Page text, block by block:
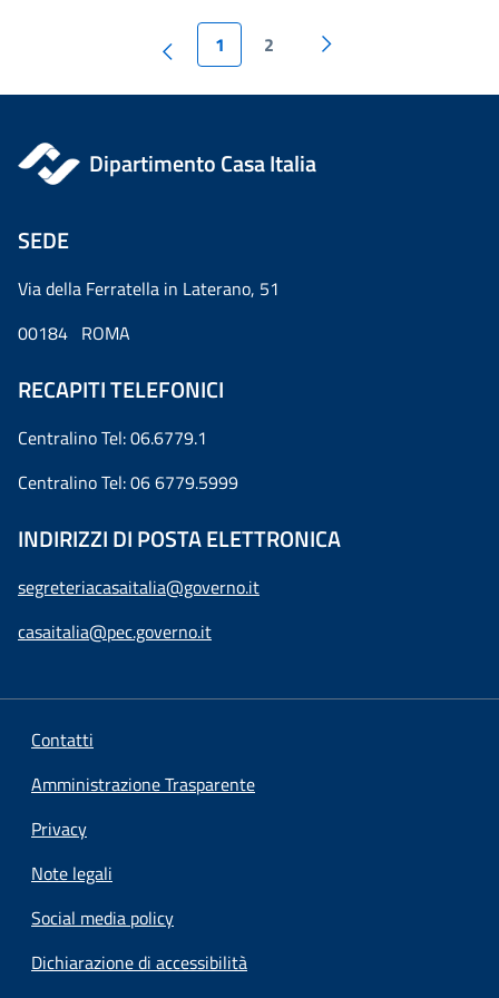
1 2
Dipartimento Casa Italia
SEDE
Via della Ferratella in Laterano, 51
00184 ROMA
RECAPITI TELEFONICI
Centralino Tel: 06.6779.1
Centralino Tel: 06 6779.5999
INDIRIZZI DI POSTA ELETTRONICA
segreteriacasaitalia@governo.it
casaitalia@pec.governo.it
Contatti
Amministrazione Trasparente
Privacy
Note legali
Social media policy
Dichiarazione di accessibilità